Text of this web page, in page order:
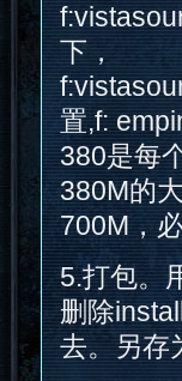
下，
置,f:
380是每
380M的
700M，
5.打包。
删除
去。另存